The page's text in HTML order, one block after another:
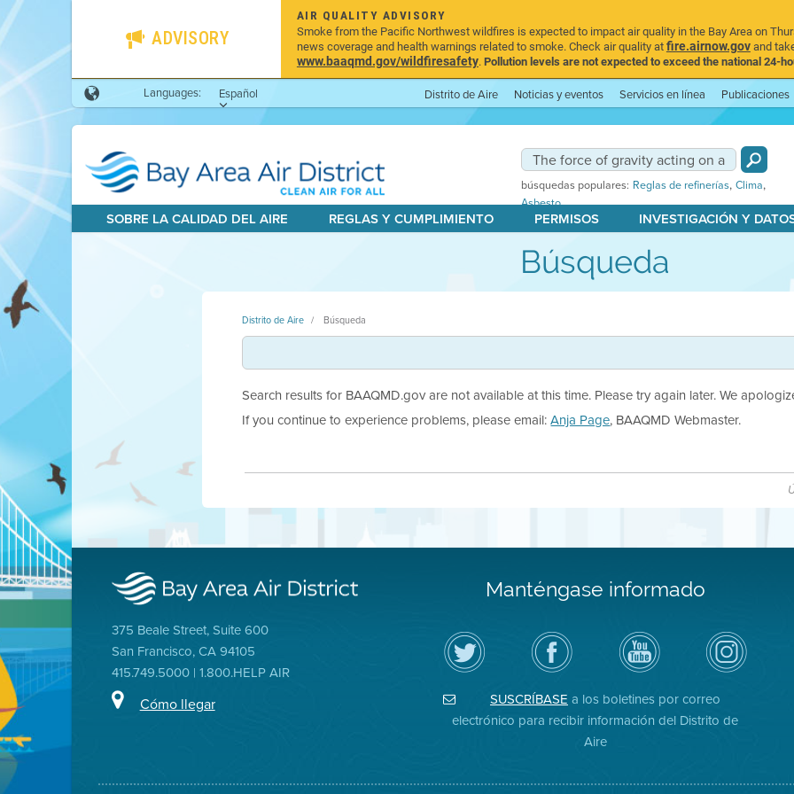
ADVISORY
AIR QUALITY ADVISORY
Smoke from the Pacific Northwest wildfires is expected to impact air quality in the Bay Area on
news coverage and health warnings related to smoke. Check air quality atfire.airnow.govand
www.baaqmd.gov/wildfiresafety.Pollution levels are not expected to exceed the national 24-
Languages: Español Distrito de Aire Noticias y eventos Servicios en línea Publicaciones
búsquedas populares: Reglas de refinerías, Clima,
Asbesto
SOBRE LA CALIDAD DEL AIRE REGLAS Y CUMPLIMIENTO PERMISOS INVESTIGACIÓN Y
Búsqueda
Distrito de Aire Búsqueda
Search results for BAAQMD.gov are not available at this time. Please try again later. We
If you continue to experience problems, please email:Anja Page, BAAQMD Webmaster.
375 Beale Street, Suite 600
San Francisco, CA 94105
415.749.5000 | 1.800.HELP AIR
Cómo llegar
Manténgase informado
Siga
el
Distrito
de
Visite
la
página
de
del
Canal
de
YouTube
del
de
Aire
Air
District
on
Instagram
SUSCRÍBASEa los boletines por correo
electrónico para recibir información del Distrito de
Aire